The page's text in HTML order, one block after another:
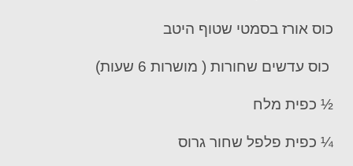
כוס אורז בסמטי שטוף היטב
כוס עדשים שחורות ( מושרות 6 שעות)
½ כפית מלח
¼ כפית פלפל שחור גרוס